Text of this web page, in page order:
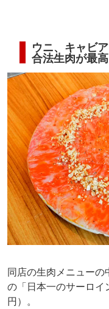
ウニ、キャビ
合法生肉が最高
同店の生肉メニュー
の「日本一のサーロ
円）。